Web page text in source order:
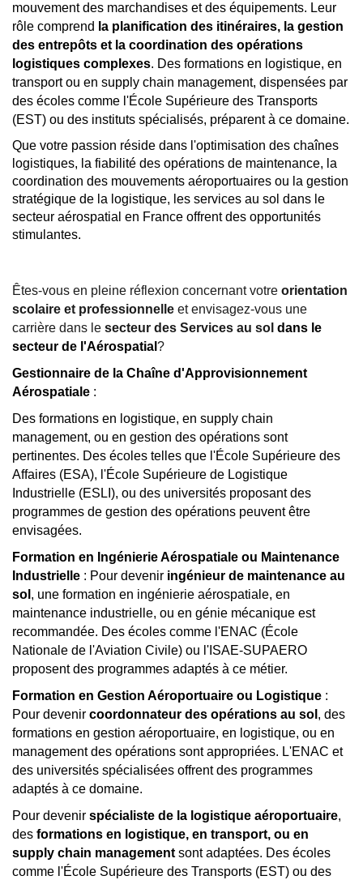
mouvement des marchandises et des équipements. Leur
rôle comprend la planification des itinéraires, la gestion
des entrepôts et la coordination des opérations
logistiques complexes. Des formations en logistique, en
transport ou en supply chain management, dispensées par
des écoles comme l'École Supérieure des Transports
(EST) ou des instituts spécialisés, préparent à ce domaine.
Que votre passion réside dans l'optimisation des chaînes
logistiques, la fiabilité des opérations de maintenance, la
coordination des mouvements aéroportuaires ou la gestion
stratégique de la logistique, les services au sol dans le
secteur aérospatial en France offrent des opportunités
stimulantes.
Êtes-vous en pleine réflexion concernant votre orientation
scolaire et professionnelle et envisagez-vous une
carrière dans le secteur des Services au sol dans le
secteur de l'Aérospatial ?
Gestionnaire de la Chaîne d'Approvisionnement
Aérospatiale :
Des formations en logistique, en supply chain
management, ou en gestion des opérations sont
pertinentes. Des écoles telles que l'École Supérieure des
Affaires (ESA), l'École Supérieure de Logistique
Industrielle (ESLI), ou des universités proposant des
programmes de gestion des opérations peuvent être
envisagées.
Formation en Ingénierie Aérospatiale ou Maintenance
Industrielle : Pour devenir ingénieur de maintenance au
sol , une formation en ingénierie aérospatiale, en
maintenance industrielle, ou en génie mécanique est
recommandée. Des écoles comme l'ENAC (École
Nationale de l'Aviation Civile) ou l'ISAE-SUPAERO
proposent des programmes adaptés à ce métier.
Formation en Gestion Aéroportuaire ou Logistique :
Pour devenir coordonnateur des opérations au sol , des
formations en gestion aéroportuaire, en logistique, ou en
management des opérations sont appropriées. L'ENAC et
des universités spécialisées offrent des programmes
adaptés à ce domaine.
Pour devenir spécialiste de la logistique aéroportuaire,
des formations en logistique, en transport, ou en
supply chain management sont adaptées. Des écoles
comme l'École Supérieure des Transports (EST) ou des